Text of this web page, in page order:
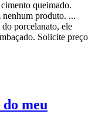
queimado.
nenhum produto. ...
porcelanato, ele
Solicite preço
meu